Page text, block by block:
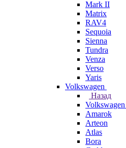
Mark II
Matrix
RAV4
Sequoia
Sienna
Tundra
Venza
Verso
Yaris
Volkswagen
Назад
Volkswagen
Amarok
Arteon
Atlas
Bora